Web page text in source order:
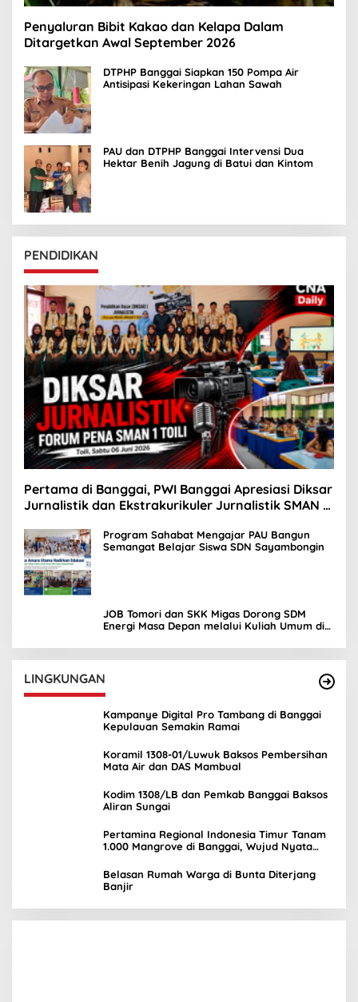
I
U
L
Y
M
I
N
Penyaluran Bibit Kakao dan Kelapa Dalam
Ditargetkan Awal September 2026
DTPHP Banggai Siapkan 150 Pompa Air
Antisipasi Kekeringan Lahan Sawah
PAU dan DTPHP Banggai Intervensi Dua
Hektar Benih Jagung di Batui dan Kintom
PENDIDIKAN
Pertama di Banggai, PWI Banggai Apresiasi Diksar
Jurnalistik dan Ekstrakurikuler Jurnalistik SMAN 1
Program Sahabat Mengajar PAU Bangun
Semangat Belajar Siswa SDN Sayambongin
JOB Tomori dan SKK Migas Dorong SDM
Energi Masa Depan melalui Kuliah Umum di
LINGKUNGAN
Kampanye Digital Pro Tambang di Banggai
Kepulauan Semakin Ramai
Koramil 1308-01/Luwuk Baksos Pembersihan
Mata Air dan DAS Mambual
Kodim 1308/LB dan Pemkab Banggai Baksos
Aliran Sungai
Pertamina Regional Indonesia Timur Tanam
1.000 Mangrove di Banggai, Wujud Nyata
Belasan Rumah Warga di Bunta Diterjang
Banjir